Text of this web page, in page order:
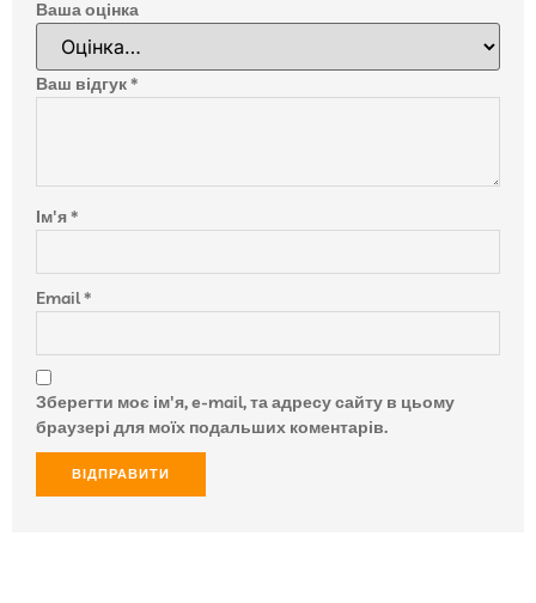
Ваша оцінка
Ваш відгук*
Ім'я*
Email*
Зберегти моє ім'я, e-mail, та адресу сайту в цьому
браузері для моїх подальших коментарів.